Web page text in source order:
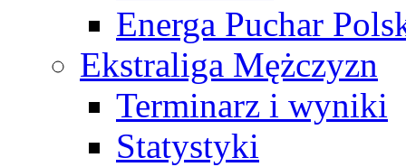
Energa Puchar
Ekstraliga Mężczyzn
Terminarz i wyniki
Statystyki